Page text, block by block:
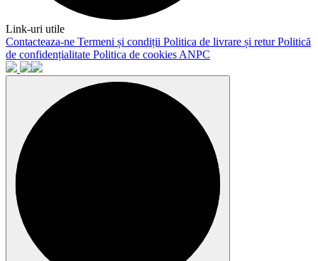
Link-uri utile
Contacteaza-ne Termeni și condiții Politica de livrare și returPolitică
de confidențialitate Politica de cookies ANPC